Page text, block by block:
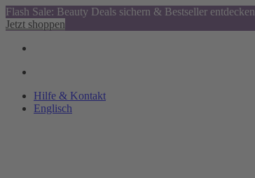
Flash Sale: Beauty Deals sichern & Bestseller entdecken
Jetzt shoppen
Hilfe & Kontakt
Englisch